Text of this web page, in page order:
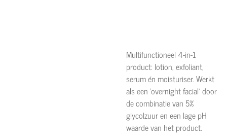
Multifunctioneel 4-in-1
product: lotion, exfoliant,
serum én moisturiser. Werkt
als een ‘overnight facial’ door
de combinatie van 5%
glycolzuur en een lage pH
waarde van het product.